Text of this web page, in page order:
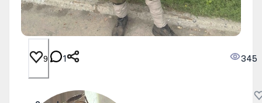
9 1 345